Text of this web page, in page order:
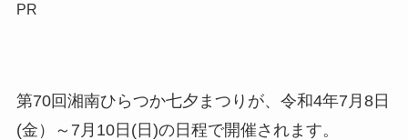
PR
第70回湘南ひらつか七夕まつりが、令和4年7月8日
(金）～7月10日(日)の日程で開催されます。